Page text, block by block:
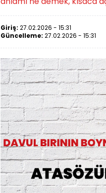
Giriş: 27.02.2026 - 15:31
Güncelleme: 27.02.2026 - 15:31